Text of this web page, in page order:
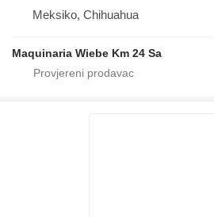
Meksiko, Chihuahua
Maquinaria Wiebe Km 24 Sa